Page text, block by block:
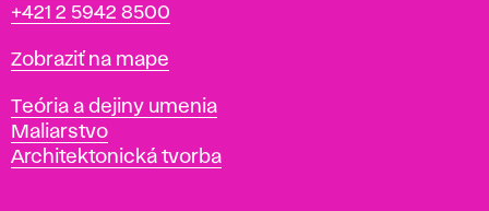
a
i
l
a
v
+421 2 5942 8500
Mapa
Zobraziť na mape
Katedry
Teória a dejiny umenia
Maliarstvo
Architektonická tvorba